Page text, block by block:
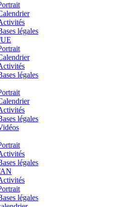
légales
légales
légales
légales
légales